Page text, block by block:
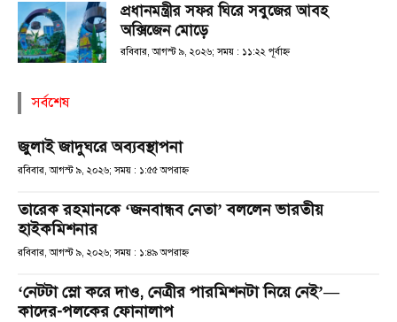
প্রধানমন্ত্রীর সফর ঘিরে সবুজের আবহ
অক্সিজেন মোড়ে
রবিবার, আগস্ট ৯, ২০২৬; সময় : ১১:২২ পূর্বাহ্ণ
সর্বশেষ
জুলাই জাদুঘরে অব্যবস্থাপনা
রবিবার, আগস্ট ৯, ২০২৬; সময় : ১:৫৫ অপরাহ্ণ
তারেক রহমানকে ‘জনবান্ধব নেতা’ বললেন ভারতীয়
হাইকমিশনার
রবিবার, আগস্ট ৯, ২০২৬; সময় : ১:৪৯ অপরাহ্ণ
‘নেটটা স্লো করে দাও, নেত্রীর পারমিশনটা নিয়ে নেই’—
কাদের-পলকের ফোনালাপ